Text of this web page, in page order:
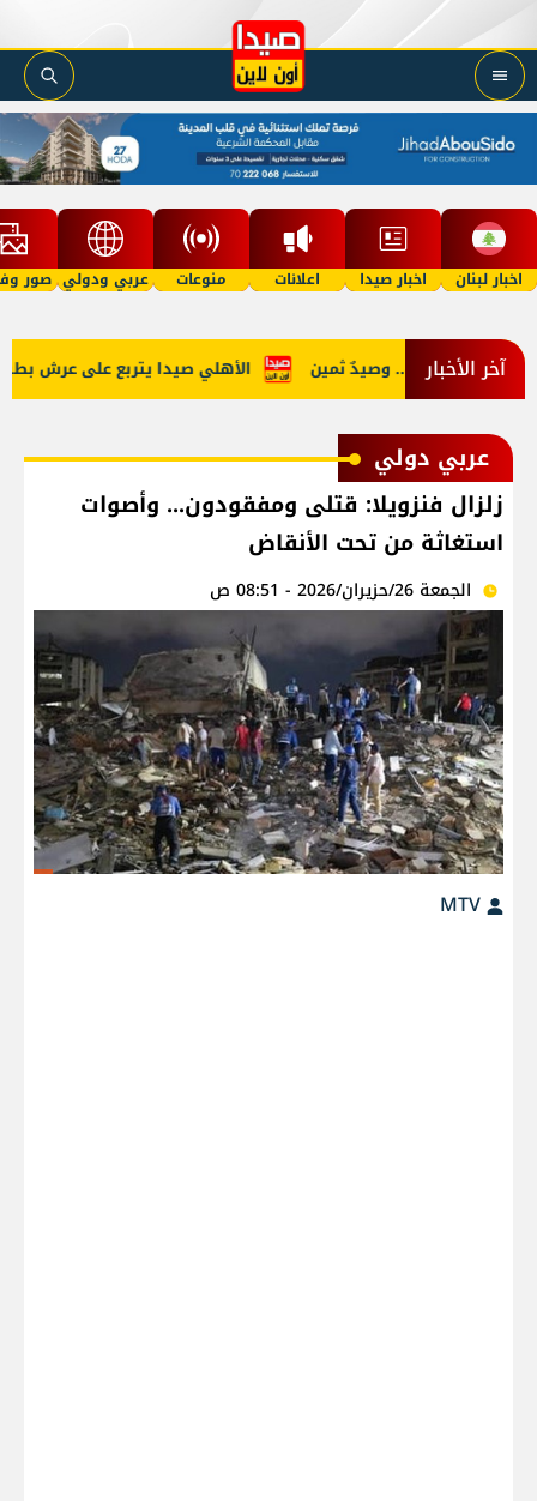
اخبار لبنان اخبار صيدا اعلانات منوعات عربي ودولي صور
آخر الأخبار الأهلي صيدا يتربع على عرش بطولة المخدرات.. وصيدٌ ثمين
عربي دولي
زلزال فنزويلا: قتلى ومفقودون... وأصوات
استغاثة من تحت الأنقاض
الجمعة 26/حزيران/2026 - 08:51 ص